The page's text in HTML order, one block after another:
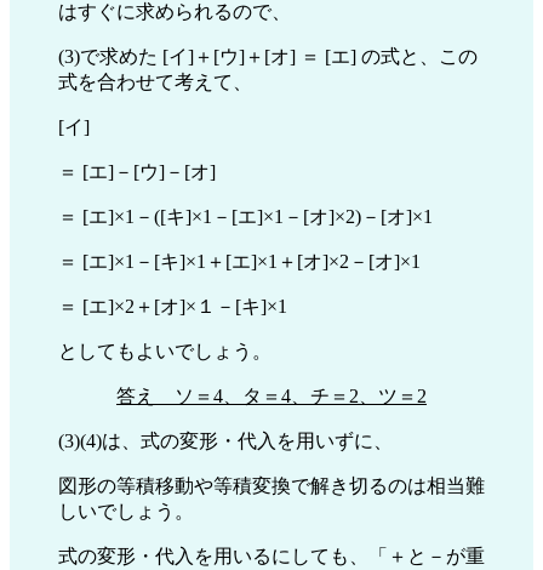
はすぐに求められるので、
(3)で求めた [イ]＋[ウ]＋[オ] ＝ [エ] の式と、この
式を合わせて考えて、
[イ]
＝ [エ]－[ウ]－[オ]
＝ [エ]×1－([キ]×1－[エ]×1－[オ]×2)－[オ]×1
＝ [エ]×1－[キ]×1＋[エ]×1＋[オ]×2－[オ]×1
＝ [エ]×2＋[オ]×１－[キ]×1
としてもよいでしょう。
答え ソ＝4、タ＝4、チ＝2、ツ＝2
(3)(4)は、式の変形・代入を用いずに、
図形の等積移動や等積変換で解き切るのは相当難
しいでしょう。
式の変形・代入を用いるにしても、「＋と－が重